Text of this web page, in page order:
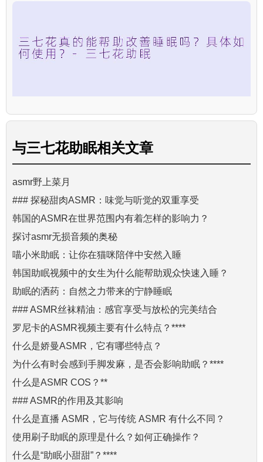
与三七花助眠相关文章
asmr野上菜月
### 探秘甜肉ASMR：味觉与听觉的双重享受
韩国的ASMR在世界范围内有着怎样的影响力？
探讨asmr无损音频的奥秘
喵小米助眠：让你在猫咪陪伴中安然入睡
韩国助眠视频中的女生为什么能帮助观众快速入睡？
助眠的洒药：自然之力带来的宁静睡眠
### ASMR丝袜精油：感官享受与放松的完美结合
罗尼卡的ASMR视频主要有什么特点？****
什么是娇曼ASMR，它有哪些特点？
为什么有时会感到手脚发麻，是否会影响助眠？****
什么是ASMR COS？**
### ASMR的作用及其影响
什么是直播 ASMR，它与传统 ASMR 有什么不同？
使用刷子助眠的原理是什么？如何正确操作？
什么是“助眠小甜甜”？****